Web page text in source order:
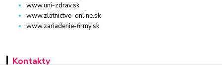
www.uni-zdrav.sk
www.zlatnictvo-online.sk
www.zariadenie-firmy.sk
Kontakty